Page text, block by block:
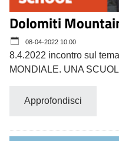
Dolomiti
08-04-2022 10:00
8.4.2022 incontro sul
MONDIALE. UNA
Approfondisci